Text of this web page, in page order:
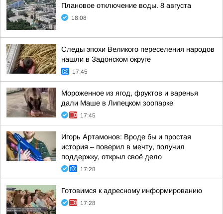
Плановое отключение воды. 8 августа
18:08
Следы эпохи Великого переселения народов
нашли в Задонском округе
17:45
Мороженное из ягод, фруктов и варенья
дали Маше в Липецком зоопарке
17:45
Игорь Артамонов: Вроде бы и простая
история – поверил в мечту, получил
поддержку, открыл своё дело
17:28
Готовимся к адресному информированию
17:28